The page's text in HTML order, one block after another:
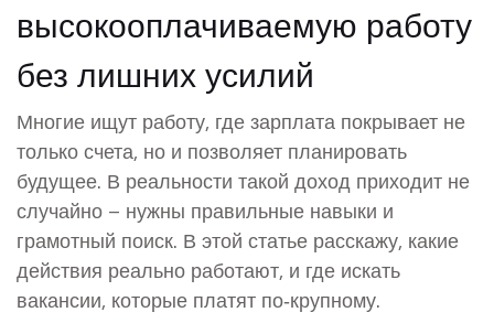
высокооплачиваемую работу
без лишних усилий
Многие ищут работу, где зарплата покрывает не
только счета, но и позволяет планировать
будущее. В реальности такой доход приходит не
случайно – нужны правильные навыки и
грамотный поиск. В этой статье расскажу, какие
действия реально работают, и где искать
вакансии, которые платят по‑крупному.